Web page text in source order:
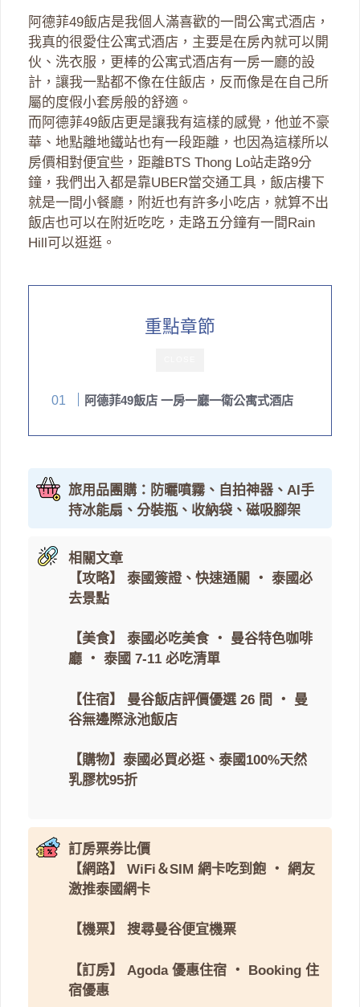
阿德菲49飯店是我個人滿喜歡的一間公寓式酒店，
我真的很愛住公寓式酒店，主要是在房內就可以開
伙、洗衣服，更棒的公寓式酒店有一房一廳的設
計，讓我一點都不像在住飯店，反而像是在自己所
屬的度假小套房般的舒適。
而阿德菲49飯店更是讓我有這樣的感覺，他並不豪
華、地點離地鐵站也有一段距離，也因為這樣所以
房價相對便宜些，距離BTS Thong Lo站走路9分
鐘，我們出入都是靠UBER當交通工具，飯店樓下
就是一間小餐廳，附近也有許多小吃店，就算不出
飯店也可以在附近吃吃，走路五分鐘有一間Rain
Hill可以逛逛。
重點章節
阿德菲49飯店 一房一廳一衛公寓式酒店
旅用品團購：防曬噴霧、自拍神器、AI手
持冰能扇、分裝瓶、收納袋、磁吸腳架
相關文章
【攻略】
泰國簽證、快速通關 ・ 泰國必
去景點
【美食】 泰國必吃美食・ 曼谷特色咖啡
廳 ・ 泰國 7-11 必吃清單
【住宿】 曼谷飯店評價優選 26 間 ・ 曼
谷無邊際泳池飯店
【購物】 泰國必買必逛、 泰國100%天然
乳膠枕95折
訂房票券比價
【網路】
WiFi＆SIM 網卡吃到飽 ・ 網友
激推泰國網卡
【機票】 搜尋曼谷便宜機票
【訂房】 Agoda 優惠住宿 ・ Booking 住
宿優惠